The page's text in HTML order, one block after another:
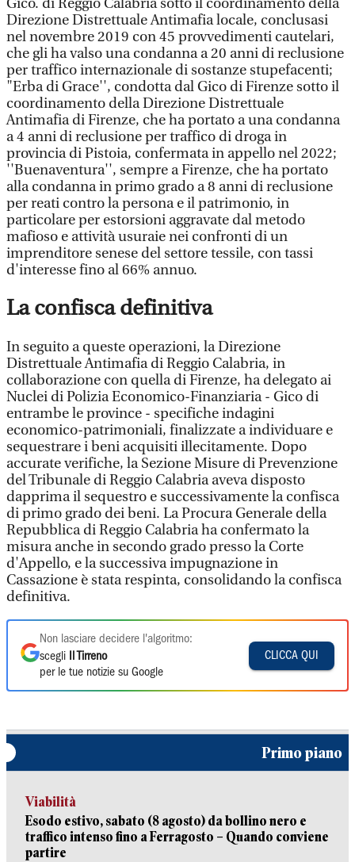
Direzione Distrettuale Antimafia locale, conclusasi
nel novembre 2019 con 45 provvedimenti cautelari,
che gli ha valso una condanna a 20 anni di reclusione
per traffico internazionale di sostanze stupefacenti;
"Erba di Grace'', condotta dal Gico di Firenze sotto il
coordinamento della Direzione Distrettuale
Antimafia di Firenze, che ha portato a una condanna
a 4 anni di reclusione per traffico di droga in
provincia di Pistoia, confermata in appello nel 2022;
''Buenaventura'', sempre a Firenze, che ha portato
alla condanna in primo grado a 8 anni di reclusione
per reati contro la persona e il patrimonio, in
particolare per estorsioni aggravate dal metodo
mafioso e attività usuraie nei confronti di un
imprenditore senese del settore tessile, con tassi
d'interesse fino al 66% annuo.
La confisca definitiva
In seguito a queste operazioni, la Direzione
Distrettuale Antimafia di Reggio Calabria, in
collaborazione con quella di Firenze, ha delegato ai
Nuclei di Polizia Economico-Finanziaria - Gico di
entrambe le province - specifiche indagini
economico-patrimoniali, finalizzate a individuare e
sequestrare i beni acquisiti illecitamente. Dopo
accurate verifiche, la Sezione Misure di Prevenzione
del Tribunale di Reggio Calabria aveva disposto
dapprima il sequestro e successivamente la confisca
di primo grado dei beni. La Procura Generale della
Repubblica di Reggio Calabria ha confermato la
misura anche in secondo grado presso la Corte
d'Appello, e la successiva impugnazione in
Cassazione è stata respinta, consolidando la confisca
definitiva.
Non lasciare decidere l'algoritmo:
scegli
Il Tirreno
per le tue notizie su Google
CLICCA QUI
Primo piano
Viabilità
Esodo estivo, sabato (8 agosto) da bollino nero e
traffico intenso fino a Ferragosto – Quando conviene
partire